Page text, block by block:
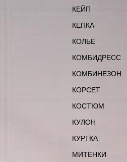
КЕЙП
КЕПКА
КОЛЬЕ
КОМБИДРЕСС
КОМБИНЕЗОН
КОРСЕТ
КОСТЮМ
КУЛОН
КУРТКА
МИТЕНКИ